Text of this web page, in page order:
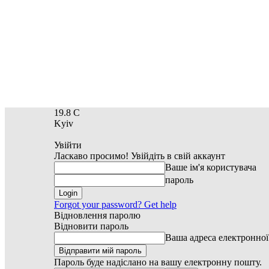
19.8 C
Kyiv
Увійти
Ласкаво просимо! Увійдіть в свій аккаунт
Ваше ім'я користувача
пароль
Forgot your password? Get help
Відновлення паролю
Відновити пароль
Ваша адреса
Пароль буде надіслано на вашу електронну пошту.